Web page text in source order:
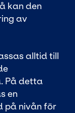
kan den
av
alltid till
På detta
en
på nivån för